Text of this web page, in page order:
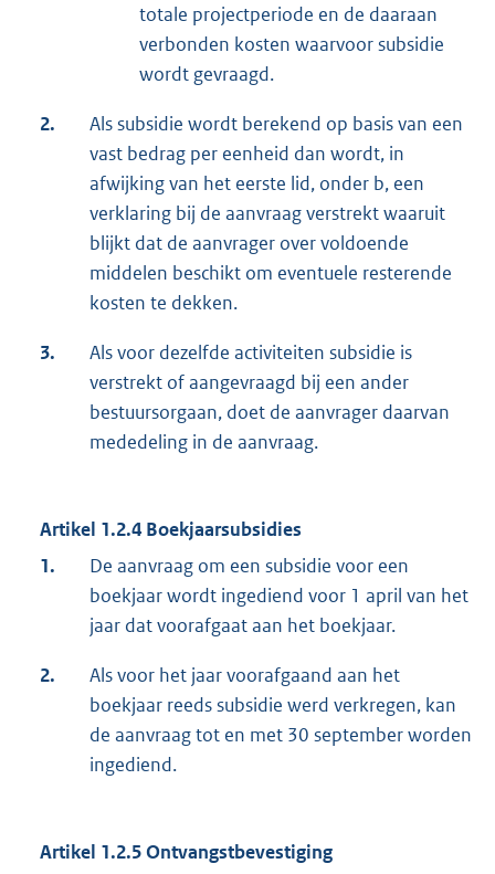
totale projectperiode en de daaraan
verbonden kosten waarvoor subsidie
wordt gevraagd.
2.
Als subsidie wordt berekend op basis van een
vast bedrag per eenheid dan wordt, in
afwijking van het eerste lid, onder b, een
verklaring bij de aanvraag verstrekt waaruit
blijkt dat de aanvrager over voldoende
middelen beschikt om eventuele resterende
kosten te dekken.
3.
Als voor dezelfde activiteiten subsidie is
verstrekt of aangevraagd bij een ander
bestuursorgaan, doet de aanvrager daarvan
mededeling in de aanvraag.
Artikel 1.2.4 Boekjaarsubsidies
1.
De aanvraag om een subsidie voor een
boekjaar wordt ingediend voor 1 april van het
jaar dat voorafgaat aan het boekjaar.
2.
Als voor het jaar voorafgaand aan het
boekjaar reeds subsidie werd verkregen, kan
de aanvraag tot en met 30 september worden
ingediend.
Artikel 1.2.5 Ontvangstbevestiging